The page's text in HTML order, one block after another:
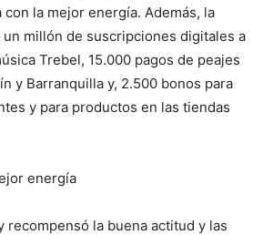
la mejor energía. Además, la
millón de suscripciones digitales a
Trebel, 15.000 pagos de peajes
y Barranquilla y, 2.500 bonos para
y para productos en las tiendas
energía
recompensó la buena actitud y las